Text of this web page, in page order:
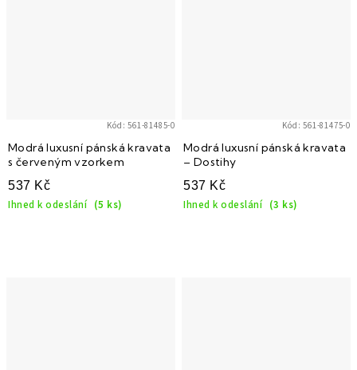
Modrá luxusní pánská kravata
s červeným vzorkem
537 Kč
Ihned k odeslání (5 ks)
Kód:561-81485-0
Modrá luxusní pánská kravata
– Dostihy
537 Kč
Ihned k odeslání (3 ks)
Kód:561-81475-0